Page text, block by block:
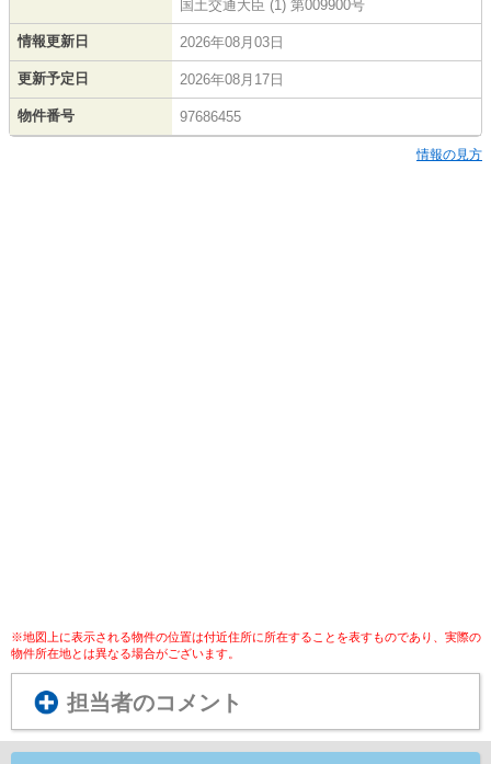
国土交通大臣 (1) 第009900号
情報更新日 2026年08月03日
更新予定日 2026年08月17日
物件番号 97686455
情報の見方
※地図上に表示される物件の位置は付近住所に所在することを表すものであり、実際の
物件所在地とは異なる場合がございます。
担当者のコメント